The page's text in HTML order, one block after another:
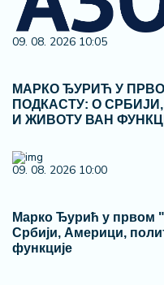
09. 08. 2026 10:05
МАРКО ЂУРИЋ У
ПОДКАСТУ: О
И ЖИВОТУ ВАН
09. 08. 2026 10:00
Марко Ђурић у првом
Србији, Америци,
функције